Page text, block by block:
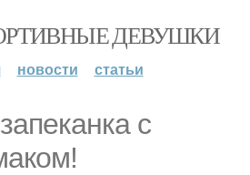
ДЕВУШКИ
новости статьи
с